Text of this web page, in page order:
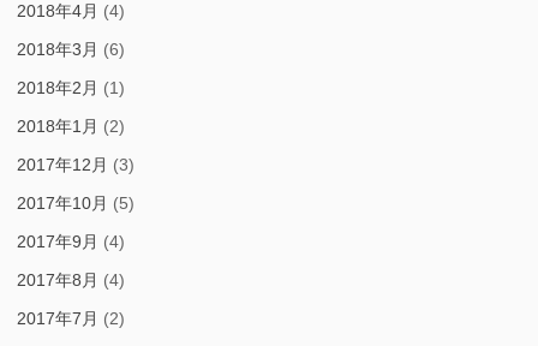
2018年4月 (4)
2018年3月 (6)
2018年2月 (1)
2018年1月 (2)
2017年12月 (3)
2017年10月 (5)
2017年9月 (4)
2017年8月 (4)
2017年7月 (2)